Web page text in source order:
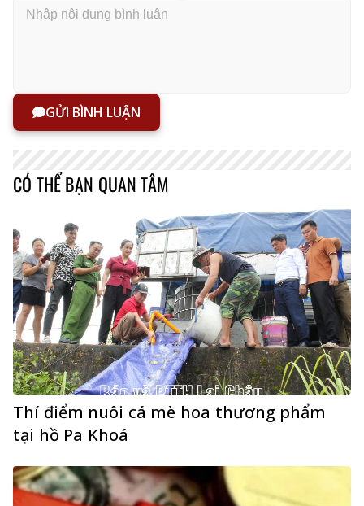
GỬI BÌNH LUẬN
CÓ THỂ BẠN QUAN TÂM
Thí điểm nuôi cá mè hoa thương phẩm
tại hồ Pa Khoá